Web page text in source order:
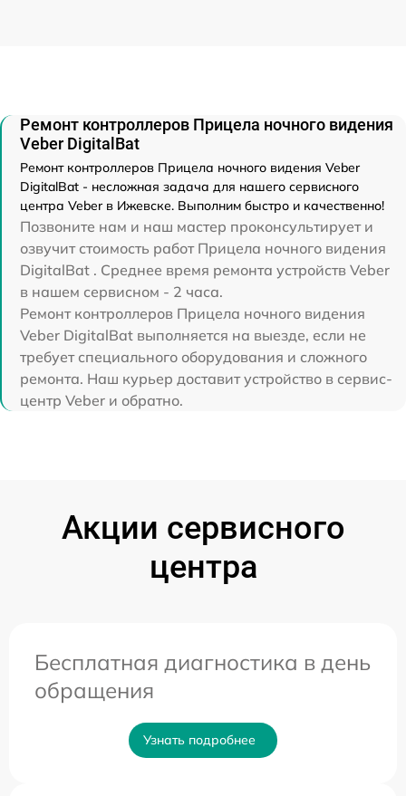
Ремонт контроллеров Прицела ночного видения
Veber DigitalBat
Ремонт контроллеров Прицела ночного видения Veber
DigitalBat - несложная задача для нашего сервисного
центра Veber в Ижевске. Выполним быстро и качественно!
Позвоните нам и наш мастер проконсультирует и
озвучит стоимость работ Прицела ночного видения
DigitalBat . Среднее время ремонта устройств Veber
в нашем сервисном - 2 часа.
Ремонт контроллеров Прицела ночного видения
Veber DigitalBat выполняется на выезде, если не
требует специального оборудования и сложного
ремонта. Наш курьер доставит устройство в сервис-
центр Veber и обратно.
Акции сервисного
центра
Бесплатная диагностика в день
обращения
Узнать подробнее